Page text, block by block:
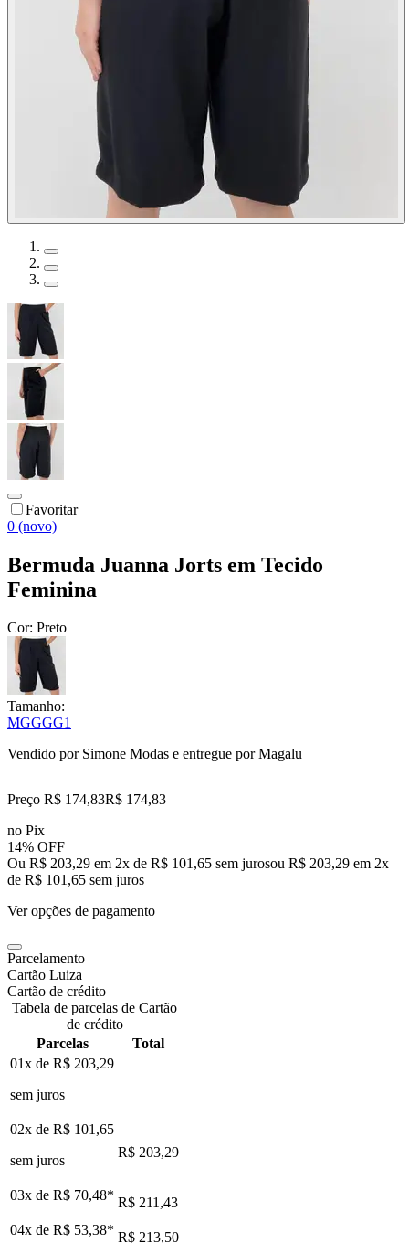
Favoritar
0 (novo)
Bermuda Juanna Jorts em Tecido
Feminina
Cor: Preto
Tamanho:
MGGGG1
Vendido por Simone Modas e entregue por Magalu
Preço R$ 174,83R$ 174,83
no Pix
14% OFF
Ou R$ 203,29 em 2x de R$ 101,65 sem jurosou R$ 203,29 em 2x
de R$ 101,65 sem juros
Ver opções de pagamento
Parcelamento
Cartão Luiza
Cartão de crédito
Tabela de parcelas de Cartão
de crédito
Parcelas
Total
01x de R$ 203,29
sem juros
02x de R$ 101,65
sem juros
R$ 203,29
03x de R$ 70,48* R$ 211,43
04x de R$ 53,38* R$ 213,50